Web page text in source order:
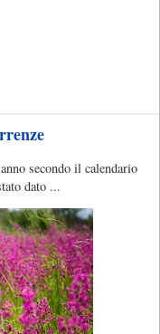
secondo il calendario
dato ...